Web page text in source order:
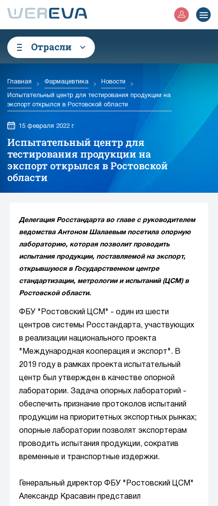
Отрасли
Главная Фармацевтика Новости
Испытательный центр для тестирования продукции на
экспорт открылся в Ростовской области
15 февраля 2022 г.
Испытательный центр для
тестирования продукции на
экспорт открылся в Ростовской
области
Делегация Росстандарта во главе с руководителем
ведомства Антоном Шалаевым посетила опорную
лабораторию, которая позволит проводить
испытания продукции, поставляемой на экспорт,
открывшуюся в Государственном центре
стандартизации, метрологии и испытаний (ЦСМ) в
Ростовской области.
ФБУ "Ростовский ЦСМ" - один из шести
центров системы Росстандарта, участвующих
в реализации национального проекта
"Международная кооперация и экспорт". В
2019 году в рамках проекта испытательный
центр был утвержден в качестве опорной
лаборатории. Задача опорных лабораторий -
обеспечить признание протоколов испытаний
продукции на приоритетных экспортных рынках;
опорные лаборатории позволят экспортерам
проводить испытания продукции, сократив
временные и транспортные издержки.
Генеральный директор ФБУ "Ростовский ЦСМ"
Александр Красавин представил